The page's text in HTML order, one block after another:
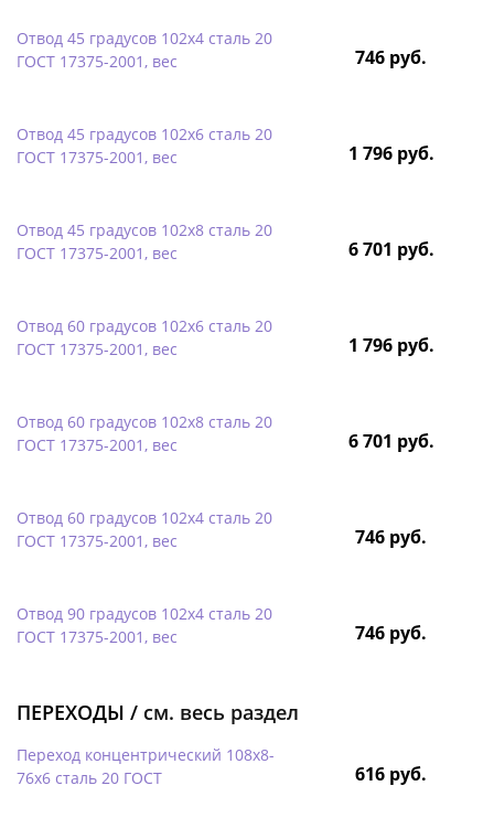
Отвод 45 градусов 102х4 сталь 20
ГОСТ 17375-2001, вес
746 руб.
Отвод 45 градусов 102х6 сталь 20
ГОСТ 17375-2001, вес
1 796 руб.
Отвод 45 градусов 102х8 сталь 20
ГОСТ 17375-2001, вес
6 701 руб.
Отвод 60 градусов 102х6 сталь 20
ГОСТ 17375-2001, вес
1 796 руб.
Отвод 60 градусов 102х8 сталь 20
ГОСТ 17375-2001, вес
6 701 руб.
Отвод 60 градусов 102х4 сталь 20
ГОСТ 17375-2001, вес
746 руб.
Отвод 90 градусов 102х4 сталь 20
ГОСТ 17375-2001, вес
746 руб.
ПЕРЕХОДЫ / см. весь раздел
Переход концентрический 108х8-
76х6 сталь 20 ГОСТ
616 руб.